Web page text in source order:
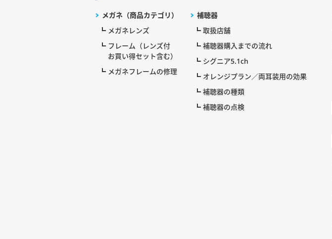
メガネ（商品カテゴリ）
メガネレンズ
フレーム（レンズ付
お買い得セット含む）
メガネフレームの修理
補聴器
取扱店舗
補聴器購入までの流れ
シグニア5.1ch
オレンジプラン／両耳装用の効果
補聴器の種類
補聴器の点検